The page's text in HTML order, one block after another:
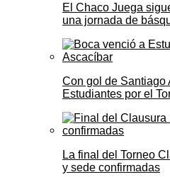
El Chaco Juega
una jornada de
Con gol de Santiago
Estudiantes por el
La final del Torneo
y sede confirmadas